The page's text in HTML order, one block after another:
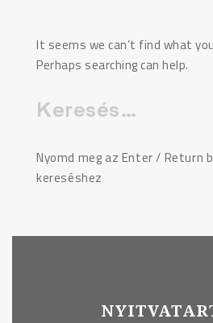
It seems we can’t find what
Perhaps searching can help.
Keresés:
Nyomd meg az Enter / Return
kereséshez